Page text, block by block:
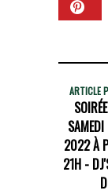
ARTICLE
2022 À
21H -